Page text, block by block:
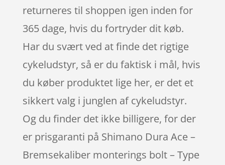
returneres til shoppen igen inden for
365 dage, hvis du fortryder dit køb.
Har du svært ved at finde det rigtige
cykeludstyr, så er du faktisk i mål, hvis
du køber produktet lige her, er det et
sikkert valg i junglen af cykeludstyr.
Og du finder det ikke billigere, for der
er prisgaranti på Shimano Dura Ace –
Bremsekaliber monterings bolt – Type